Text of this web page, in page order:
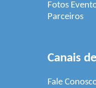
Fotos
Parceiros
Canais
Fale